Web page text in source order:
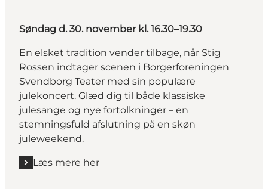
Søndag d. 30. november kl. 16.30–19.30
En elsket tradition vender tilbage, når Stig
Rossen indtager scenen i Borgerforeningen
Svendborg Teater med sin populære
julekoncert. Glæd dig til både klassiske
julesange og nye fortolkninger – en
stemningsfuld afslutning på en skøn
juleweekend.
Læs mere her